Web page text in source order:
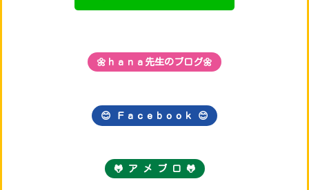
🌼ｈａｎａ先生のブログ🌼
😊 Ｆａｃｅｂｏｏｋ 😊
🐸 ア メ ブ ロ 🐸